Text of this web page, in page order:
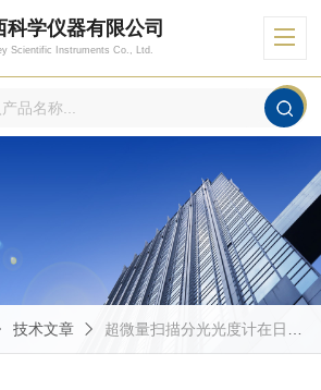
科学仪器有限公司
Scientific Instruments Co., Ltd.
技术文章 超微量扫描分光光度计在日常使用中的注意事项